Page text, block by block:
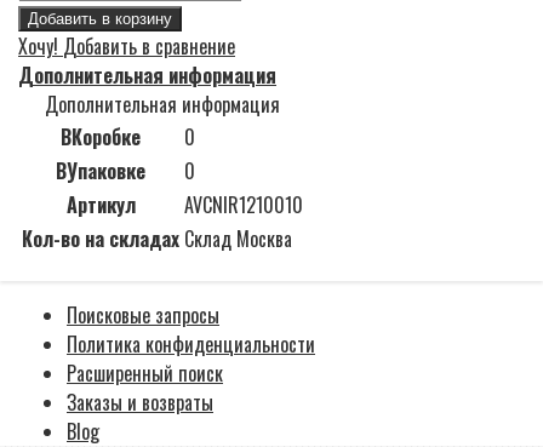
Добавить в корзину
Хочу! Добавить в сравнение
Дополнительная информация
Дополнительная информация
ВКоробке
0
ВУпаковке
0
Артикул
AVCNIR1210010
Кол-во на складах Склад Москва
Поисковые запросы
Политика конфиденциальности
Расширенный поиск
Заказы и возвраты
Blog